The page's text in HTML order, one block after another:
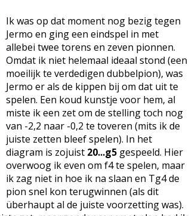
Ik was op dat moment nog bezig tegen
Jermo en ging een eindspel in met
allebei twee torens en zeven pionnen.
Omdat ik niet helemaal ideaal stond (een
moeilijk te verdedigen dubbelpion), was
Jermo er als de kippen bij om dat uit te
spelen. Een koud kunstje voor hem, al
miste ik een zet om de stelling toch nog
van -2,2 naar -0,2 te toveren (mits ik de
juiste zetten bleef spelen). In het
diagram is zojuist 20...g5gespeeld. Hier
overwoog ik even om f4 te spelen, maar
ik zag niet in hoe ik na slaan en Tg4 de
pion snel kon terugwinnen (als dit
überhaupt al de juiste voorzetting was).